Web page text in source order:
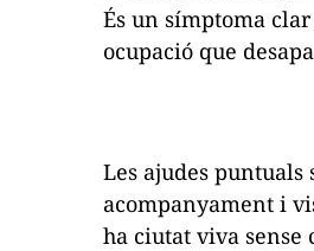
És un símptoma
ocupació que
Les ajudes
acompanyament i
ha ciutat viva sense